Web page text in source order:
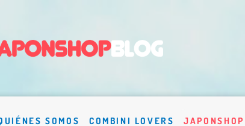
SOMOS COMBINI LOVERS JAPONSHOP